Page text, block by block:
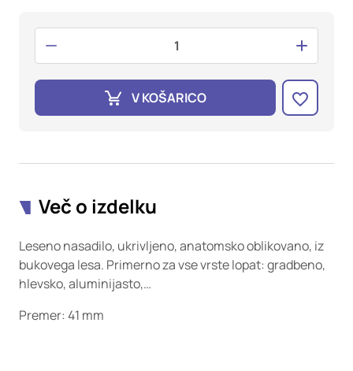
V KOŠARICO
Več o izdelku
Leseno nasadilo, ukrivljeno, anatomsko oblikovano, iz
bukovega lesa. Primerno za vse vrste lopat: gradbeno,
hlevsko, aluminijasto,…
Premer: 41 mm
edinstveno prepoznavanje vašega brskalnika in naprave. Če
zavrnete uporabo teh piškotkov, ne boste deležni našega
ciljnega spletnega oglaševanja.